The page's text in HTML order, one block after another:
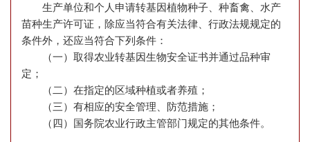
生产单位和个人申请转基因植物种子、种畜禽、水产
苗种生产许可证，除应当符合有关法律、行政法规规定的
条件外，还应当符合下列条件：
（一）取得农业转基因生物安全证书并通过品种审
定；
（二）在指定的区域种植或者养殖；
（三）有相应的安全管理、防范措施；
（四）国务院农业行政主管部门规定的其他条件。